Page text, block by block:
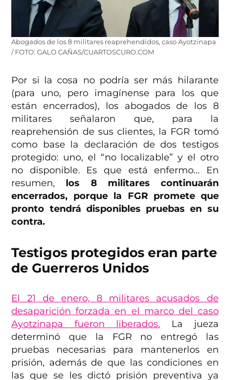
Abogados de los 8 militares reaprehendidos, caso Ayotzinapa
/ FOTO: GALO CAÑAS/CUARTOSCURO.COM
Por si la cosa no podría ser más hilarante
(para uno, pero imagínense para los que
están encerrados), los abogados de los 8
militares señalaron que, para la
reaprehensión de sus clientes, la FGR tomó
como base la declaración de dos testigos
protegido: uno, el “no localizable” y el otro
no disponible. Es que está enfermo… En
resumen, los 8 militares continuarán
encerrados, porque la FGR promete que
pronto tendrá disponibles pruebas en su
contra.
Testigos protegidos eran parte
de Guerreros Unidos
El 21 de enero, 8 militares acusados de
desaparición forzada en el marco del caso
Ayotzinapa fueron liberados. La jueza
determinó que la FGR no entregó las
pruebas necesarias para mantenerlos en
prisión, además de que las condiciones en
las que se les dictó prisión preventiva ya